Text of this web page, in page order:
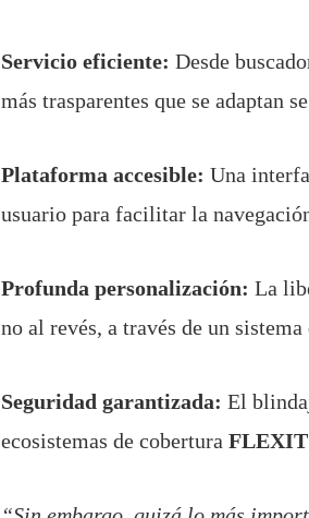
Servicio eficiente: Desde
más trasparentes que se adaptan
Plataforma accesible: Una
usuario para facilitar la
Profunda personalización: La
no al revés, a través de un
Seguridad garantizada: El
ecosistemas de cobertura